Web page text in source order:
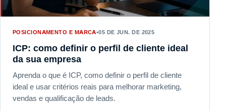
POSICIONAMENTO E MARCA•05 DE JUN. DE 2025
ICP: como definir o perfil de cliente ideal
da sua empresa
Aprenda o que é ICP, como definir o perfil de cliente
ideal e usar critérios reais para melhorar marketing,
vendas e qualificação de leads.